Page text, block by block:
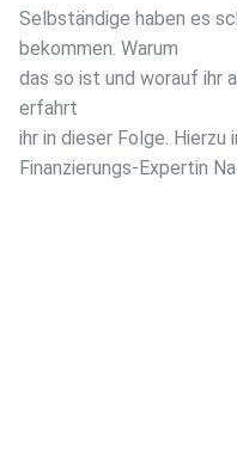
Selbständige haben es
bekommen. Warum
das so ist und worauf ihr
erfahrt
ihr in dieser Folge. Hierzu
Finanzierungs-Expertin